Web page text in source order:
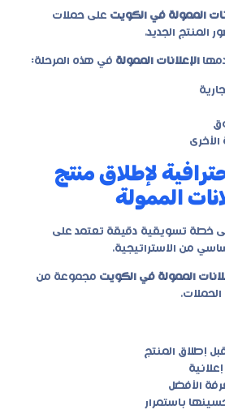
الممولة في الكويت على حملات
المنتج الجديد.
الإعلانات الممولة في هذه المرحلة:
لإطلاق منتج
الممولة
خطة تسويقية دقيقة تعتمد على
من الاستراتيجية.
الممولة في الكويت مجموعة من
الحملات.
إطلاق المنتج
الأفضل
باستمرار